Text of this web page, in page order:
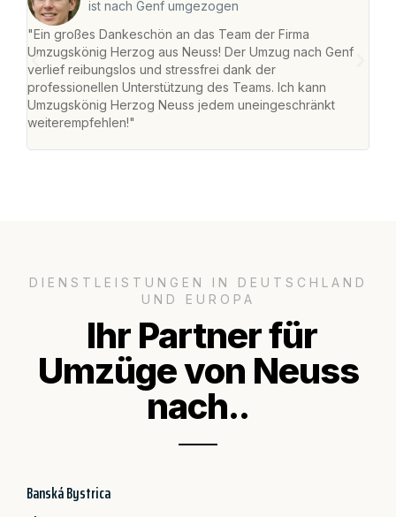
ist nach Genf umgezogen
"Ein großes Dankeschön an das Team der Firma
Umzugskönig Herzog aus Neuss! Der Umzug nach Genf
verlief reibungslos und stressfrei dank der
professionellen Unterstützung des Teams. Ich kann
Umzugskönig Herzog Neuss jedem uneingeschränkt
weiterempfehlen!"
DIENSTLEISTUNGEN IN DEUTSCHLAND
UND EUROPA
Ihr Partner für
Umzüge von Neuss
nach..
Banská Bystrica